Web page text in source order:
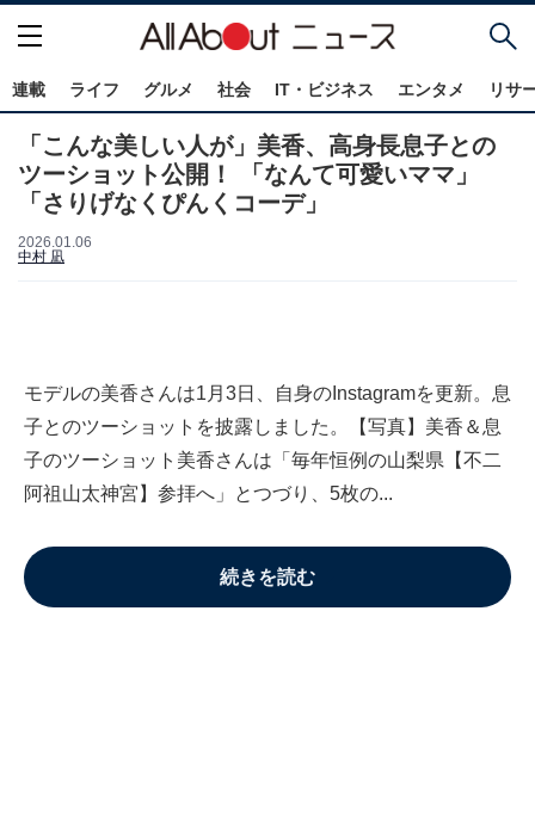
連載 ライフ グルメ 社会 IT・ビジネス エンタメ リサ
「こんな美しい人が」美香、高身長息子との
ツーショット公開！ 「なんて可愛いママ」
「さりげなくぴんくコーデ」
2026.01.06
中村 凪
モデルの美香さんは1月3日、自身のInstagramを更新。息
子とのツーショットを披露しました。【写真】美香＆息
子のツーショット美香さんは「毎年恒例の山梨県【不二
阿祖山太神宮】参拝へ」とつづり、5枚の...
続きを読む